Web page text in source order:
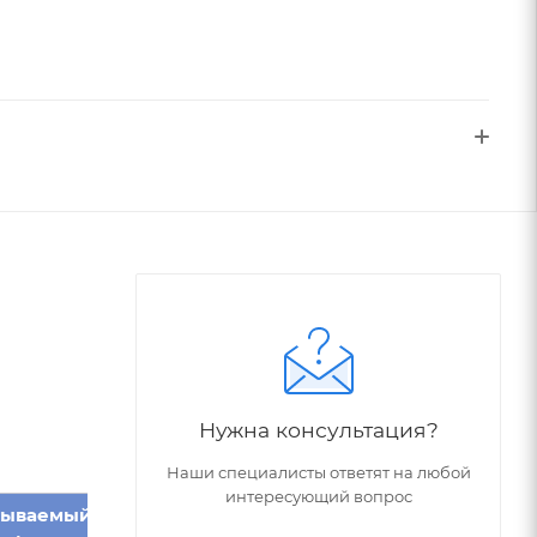
Нужна консультация?
Наши специалисты ответят на любой
интересующий вопрос